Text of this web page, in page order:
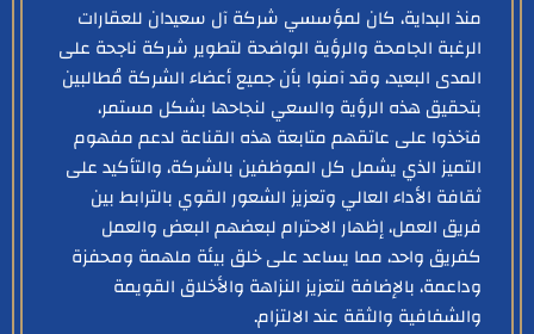
منذ البداية، كان لمؤسسي شركة آل سعيدان للعقارات
الرغبة الجامحة والرؤية الواضحة لتطوير شركة ناجحة على
المدى البعيد، وقد آمنوا بأن جميع أعضاء الشركة مُطالبين
بتحقيق هذه الرؤية والسعي لنجاحها بشكل مستمر،
فآخذوا على عاتقهم متابعة هذه القناعة لدعم مفهوم
التميز الذي يشمل كل الموظفين بالشركة، والتأكيد على
ثقافة الأداء العالي وتعزيز الشعور القوي بالترابط بين
فريق العمل، إظهار الاحترام لبعضهم البعض والعمل
كفريق واحد، مما يساعد على خلق بيئة ملهمة ومحفزة
وداعمة، بالإضافة لتعزيز النزاهة والأخلاق القويمة
والشفافية والثقة عند الالتزام.